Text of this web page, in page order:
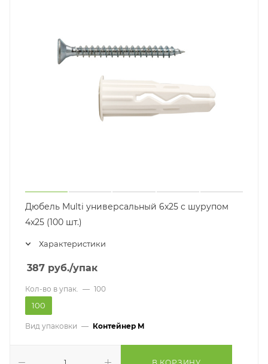
Дюбель Multi универсальный 6x25 с шурупом
4x25 (100 шт.)
Характеристики
387 руб./упак
Кол-во в упак. — 100
100
Вид упаковки — Контейнер M